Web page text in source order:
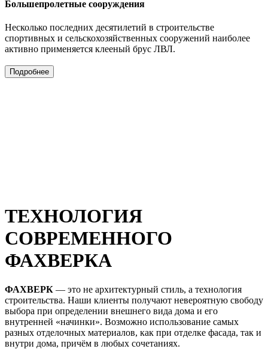
Большепролетные сооруждения
Несколько последних десятилетий в строительстве
спортивных и сельскохозяйственных сооружений наиболее
активно применяется клееный брус ЛВЛ.
Подробнее
ТЕХНОЛОГИЯ
СОВРЕМЕННОГО
ФАХВЕРКА
ФАХВЕРК — это не архитектурный стиль, а технология
строительства. Наши клиенты получают невероятную свободу
выбора при определении внешнего вида дома и его
внутренней «начинки». Возможно использование самых
разных отделочных материалов, как при отделке фасада, так и
внутри дома, причём в любых сочетаниях.